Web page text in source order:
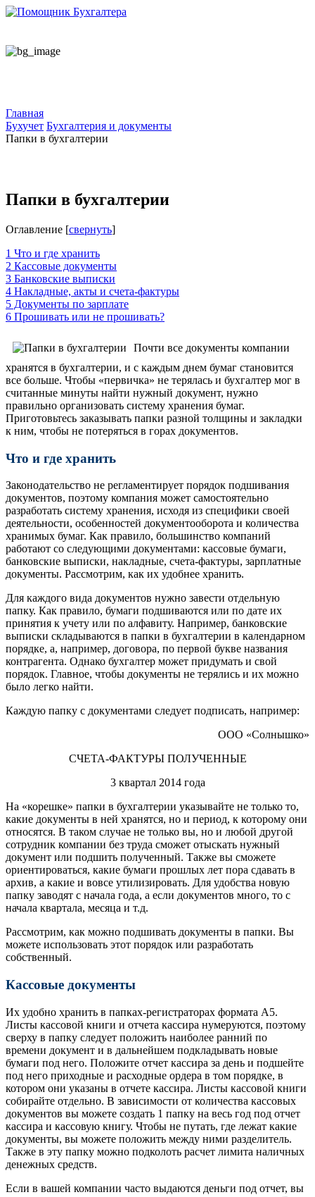
Главная
Бухучет Бухгалтерия и документы
Папки в бухгалтерии
Папки в бухгалтерии
Оглавление [свернуть]
1 Что и где хранить
2 Кассовые документы
3 Банковские выписки
4 Накладные, акты и счета-фактуры
5 Документы по зарплате
6 Прошивать или не прошивать?
Почти все документы компании
хранятся в бухгалтерии, и с каждым днем бумаг становится
все больше. Чтобы «первичка» не терялась и бухгалтер мог в
считанные минуты найти нужный документ, нужно
правильно организовать систему хранения бумаг.
Приготовьтесь заказывать папки разной толщины и закладки
к ним, чтобы не потеряться в горах документов.
Что и где хранить
Законодательство не регламентирует порядок подшивания
документов, поэтому компания может самостоятельно
разработать систему хранения, исходя из специфики своей
деятельности, особенностей документооборота и количества
хранимых бумаг. Как правило, большинство компаний
работают со следующими документами: кассовые бумаги,
банковские выписки, накладные, счета-фактуры, зарплатные
документы. Рассмотрим, как их удобнее хранить.
Для каждого вида документов нужно завести отдельную
папку. Как правило, бумаги подшиваются или по дате их
принятия к учету или по алфавиту. Например, банковские
выписки складываются в папки в бухгалтерии в календарном
порядке, а, например, договора, по первой букве названия
контрагента. Однако бухгалтер может придумать и свой
порядок. Главное, чтобы документы не терялись и их можно
было легко найти.
Каждую папку с документами следует подписать, например:
ООО «Солнышко»
СЧЕТА-ФАКТУРЫ ПОЛУЧЕННЫЕ
3 квартал 2014 года
На «корешке» папки в бухгалтерии указывайте не только то,
какие документы в ней хранятся, но и период, к которому они
относятся. В таком случае не только вы, но и любой другой
сотрудник компании без труда сможет отыскать нужный
документ или подшить полученный. Также вы сможете
ориентироваться, какие бумаги прошлых лет пора сдавать в
архив, а какие и вовсе утилизировать. Для удобства новую
папку заводят с начала года, а если документов много, то с
начала квартала, месяца и т.д.
Рассмотрим, как можно подшивать документы в папки. Вы
можете использовать этот порядок или разработать
собственный.
Кассовые документы
Их удобно хранить в папках-регистраторах формата А5.
Листы кассовой книги и отчета кассира нумеруются, поэтому
сверху в папку следует положить наиболее ранний по
времени документ и в дальнейшем подкладывать новые
бумаги под него. Положите отчет кассира за день и подшейте
под него приходные и расходные ордера в том порядке, в
котором они указаны в отчете кассира. Листы кассовой книги
собирайте отдельно. В зависимости от количества кассовых
документов вы можете создать 1 папку на весь год под отчет
кассира и кассовую книгу. Чтобы не путать, где лежат какие
документы, вы можете положить между ними разделитель.
Также в эту папку можно подколоть расчет лимита наличных
денежных средств.
Если в вашей компании часто выдаются деньги под отчет, вы